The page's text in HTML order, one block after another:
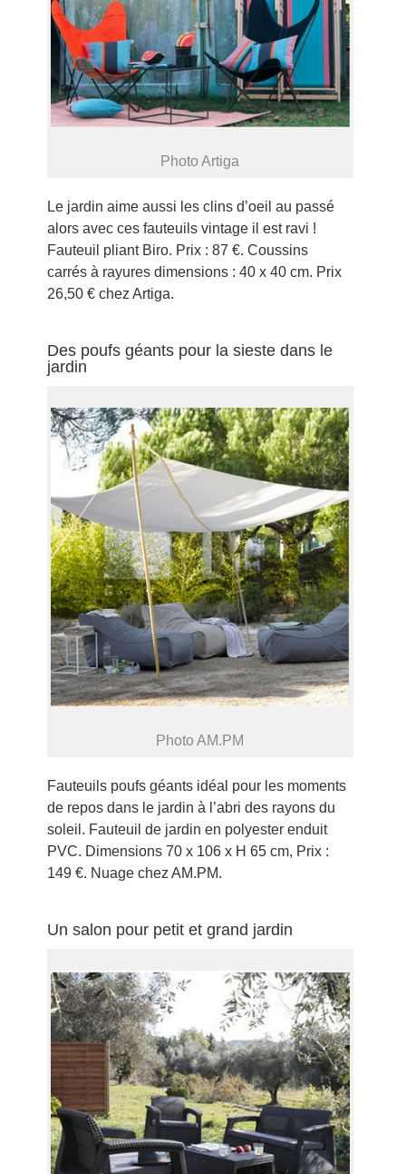
Photo Artiga
Le jardin aime aussi les clins d’oeil au passé
alors avec ces fauteuils vintage il est ravi !
Fauteuil pliant Biro. Prix : 87 €. Coussins
carrés à rayures dimensions : 40 x 40 cm. Prix
26,50 € chez Artiga.
Des poufs géants pour la sieste dans le
jardin
Photo AM.PM
Fauteuils poufs géants idéal pour les moments
de repos dans le jardin à l’abri des rayons du
soleil. Fauteuil de jardin en polyester enduit
PVC. Dimensions 70 x 106 x H 65 cm, Prix :
149 €. Nuage chez AM.PM.
Un salon pour petit et grand jardin